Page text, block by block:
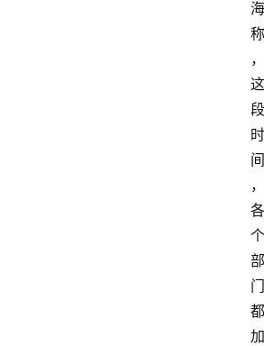
海
称
，
这
段
时
间
，
各
个
部
门
都
加